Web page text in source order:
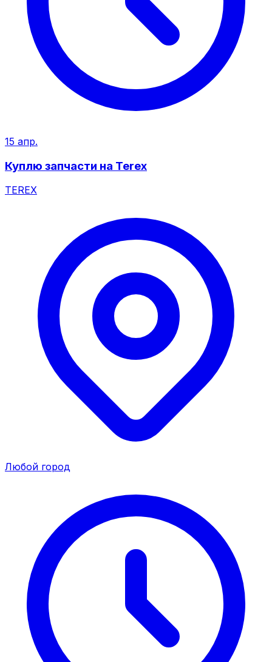
15 апр.
Куплю запчасти на Terex
TEREX
Любой город